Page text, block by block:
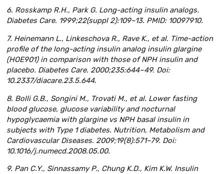
6. Rosskamp R.H., Park G. Long-acting insulin analogs.
Diabetes Care. 1999;22(suppl 2):109–13. PMID: 10097910.
7. Heinemann L., Linkeschova R., Rave K., et al. Time-action
profile of the long-acting insulin analog insulin glargine
(HOE901) in comparison with those of NPH insulin and
placebo. Diabetes Care. 2000;235:644–49. Doi:
10.2337/diacare.23.5.644.
8. Bolli G.B., Songini M., Trovati M., et al. Lower fasting
blood glucose, glucose variability and nocturnal
hypoglycaemia with glargine vs NPH basal insulin in
subjects with Type 1 diabetes. Nutrition, Metabolism and
Cardiovascular Diseases. 2009;19(8):571–79. Doi:
10.1016/j.numecd.2008.05.00.
9. Pan C.Y., Sinnassamy P., Chung K.D., Kim K.W. Insulin